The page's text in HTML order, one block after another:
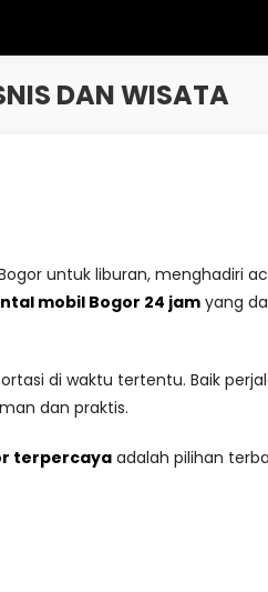
DAN WISATA
untuk liburan, menghadiri
mobil Bogor 24 jamyang
di waktu tertentu. Baik
dan praktis.
terpercayaadalah pilihan